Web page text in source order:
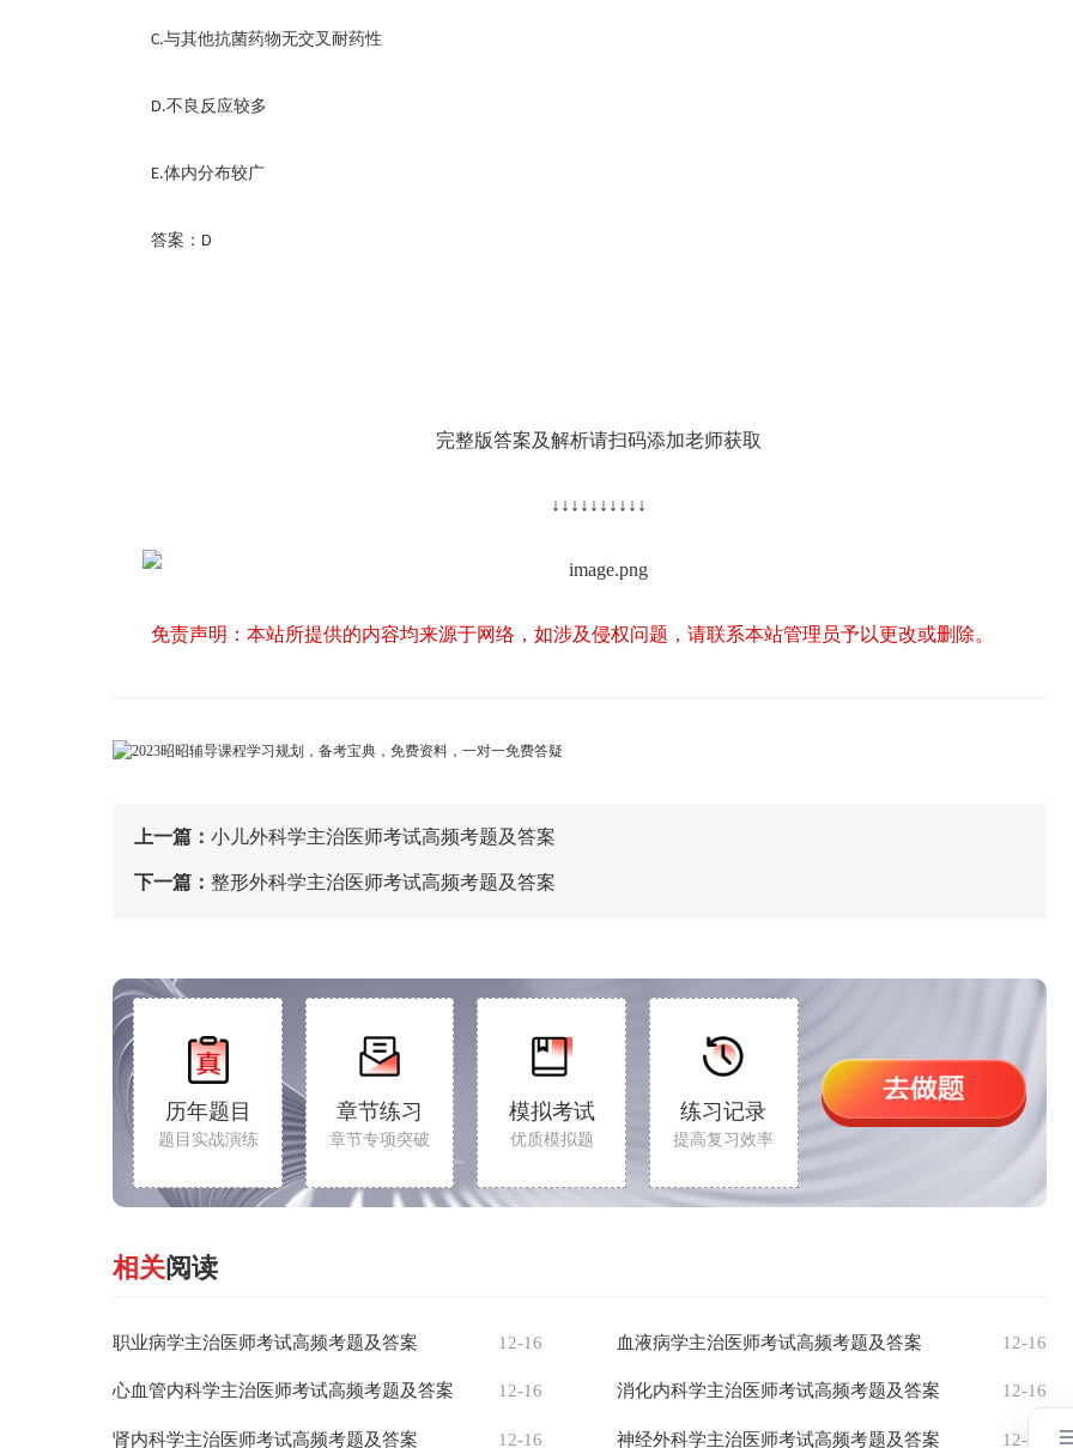
C.与其他抗菌药物无交叉耐药性
D.不良反应较多
E.体内分布较广
答案： D
完整版答案及解析请扫码添加老师获取
↓↓↓↓↓↓↓↓↓↓
免责声明：本站所提供的内容均来源于网络，如涉及侵权问题，请联系本站管理员予以更改或删除。
上一篇：小儿外科学主治医师考试高频考题及答案
下一篇：整形外科学主治医师考试高频考题及答案
历年题目
题目实战演练
章节练习
章节专项突破
模拟考试
优质模拟题
练习记录
提高复习效率
相关阅读
职业病学主治医师考试高频考题及答案 12-16 血液病学主治医师考试高频考题及答案 12-16
心血管内科学主治医师考试高频考题及答案 12-16 消化内科学主治医师考试高频考题及答案 12-16
肾内科学主治医师考试高频考题及答案 12-16 神经外科学主治医师考试高频考题及答案 12-15